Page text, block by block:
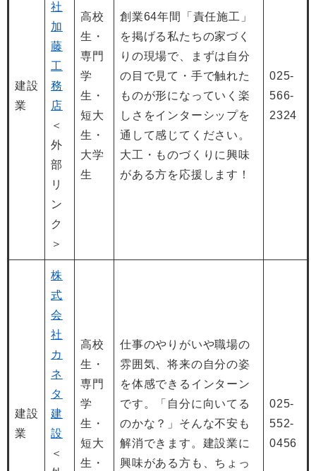
建設
業
社
加
藤
工
務
店
＜
外
部
リ
ン
ク
＞
高校
生・
専門
学
生・
短大
生・
大学
生
創業64年間「責任施工」
を掲げる私たちの家づく
りの現場で、まずは自分
の目で見て・手で触れた
ものが形になっていく楽
しさをインターシップを
通して感じてください。
大工・ものづくりに興味
がある方を応援します！
025-
566-
2324
建設
業
株
式
会
社
カ
ネ
タ
建
設
＜
高校
生・
専門
学
生・
短大
生・
仕事のやりがいや職場の
雰囲気、将来の自分の姿
を体感できるインターン
です。「自分に向いてる
のかな？」そんな不安も
解消できます。建設業に
興味がある方も、ちょっ
025-
552-
0456